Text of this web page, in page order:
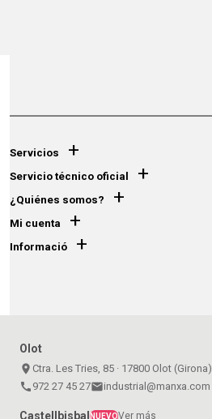
Servicios +
Servicio técnico oficial +
¿Quiénes somos? +
Mi cuenta +
Informació +
Olot
place Ctra. Les Tries, 85 · 17800 Olot (Girona)
call 972 27 45 27emailindustrial@manxa.com
CastellbisbalNUEVOVer más